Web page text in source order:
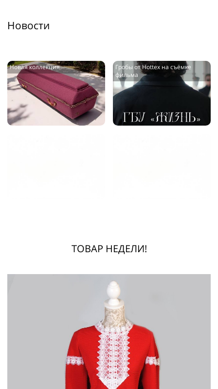
Новости
Новая коллекция
Гробы от Hottex на съёмке
фильма
ТОВАР НЕДЕЛИ!